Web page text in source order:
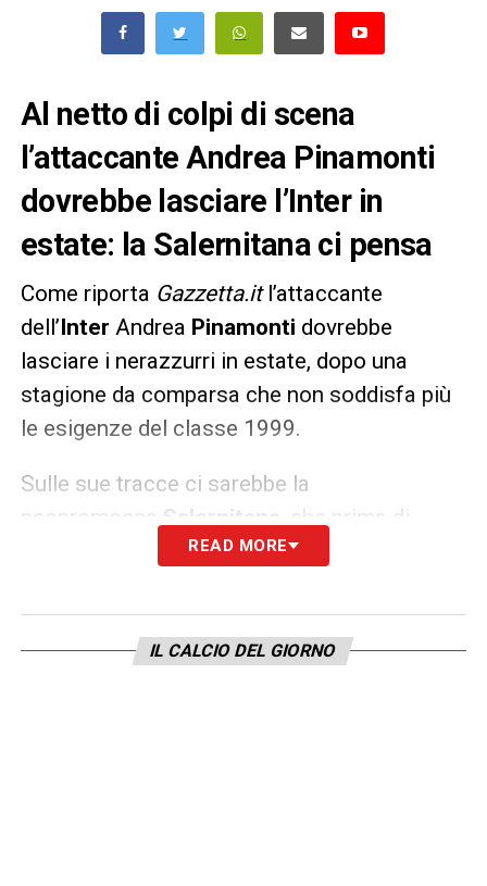
Al netto di colpi di scena
l’attaccante Andrea Pinamonti
dovrebbe lasciare l’Inter in
estate: la Salernitana ci pensa
Come riporta Gazzetta.itl’attaccante
dell’Inter Andrea Pinamonti dovrebbe
lasciare i nerazzurri in estate, dopo una
stagione da comparsa che non soddisfa più
le esigenze del classe 1999.
Sulle sue tracce ci sarebbe la
Salernitana
, che prima di
tentare l’affondo per l’attaccante nerazzurro
dovranno anche superare lo scoglio
ingaggio:Pinamontipercepisce 2 milioni di
READ MORE
IL CALCIO DEL GIORNO